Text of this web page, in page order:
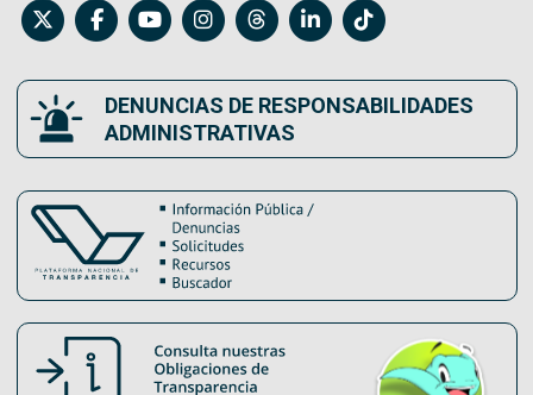
DENUNCIAS DE RESPONSABILIDADES
ADMINISTRATIVAS